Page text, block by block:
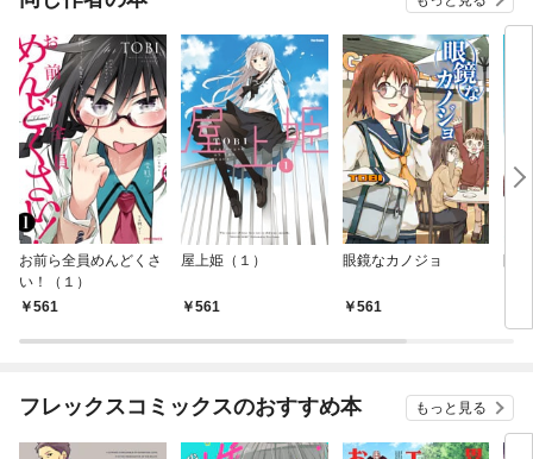
お前ら全員めんどくさ
い！（１）
561
屋上姫（１）
561
眼鏡なカノジョ
561
フレックスコミックスのおすすめ本 もっと見る